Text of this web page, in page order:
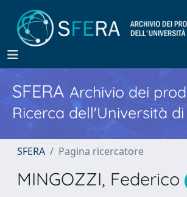
SFERA Archivio dei
Ricerca dell'Università
SFERA Pagina ricercatore
MINGOZZI, Federico